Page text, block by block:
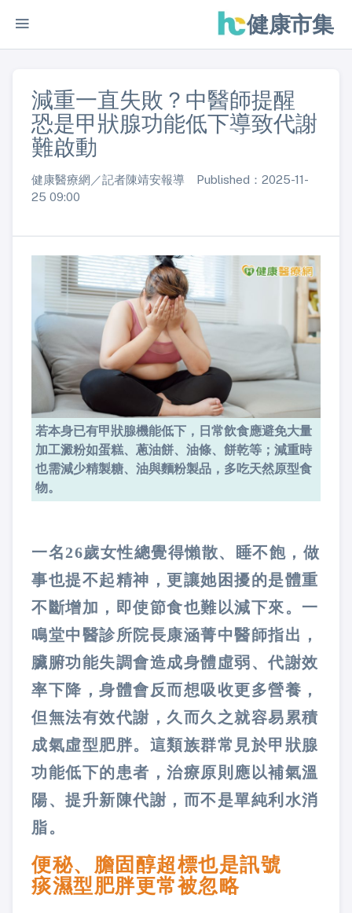
健康市集
減重一直失敗？中醫師提醒
恐是甲狀腺功能低下導致代謝
難啟動
健康醫療網／記者陳靖安報導 Published：2025-11-
25 09:00
若本身已有甲狀腺機能低下，日常飲食應避免大量
加工澱粉如蛋糕、蔥油餅、油條、餅乾等；減重時
也需減少精製糖、油與麵粉製品，多吃天然原型食
物。
一名26歲女性總覺得懶散、睡不飽，做
事也提不起精神，更讓她困擾的是體重
不斷增加，即使節食也難以減下來。一
鳴堂中醫診所院長康涵菁中醫師指出，
臟腑功能失調會造成身體虛弱、代謝效
率下降，身體會反而想吸收更多營養，
但無法有效代謝，久而久之就容易累積
成氣虛型肥胖。這類族群常見於甲狀腺
功能低下的患者，治療原則應以補氣溫
陽、提升新陳代謝，而不是單純利水消
脂。
便秘、膽固醇超標也是訊號
痰濕型肥胖更常被忽略